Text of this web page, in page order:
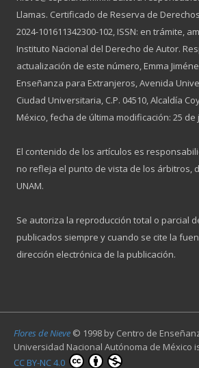
Llamas. Certificado de Reserva de
2024-101611342300-102, ISSN: en trámite,
Instituto Nacional del Derecho de Autor.
actualización de este número, Emma
Enseñanza para Extranjeros, Avenida
Ciudad Universitaria, C.P. 04510, Alcaldía
México, fecha de última modificación: 25 de
El contenido de los artículos es
no refleja el punto de vista de los árbitros,
UNAM.
Se autoriza la reproducción total o parcial
publicados siempre y cuando se cite la
dirección electrónica de la publicación.
Flores de Nieve © 1998 by Centro de
Universidad Nacional Autónoma de México
CC BY-NC 4.0